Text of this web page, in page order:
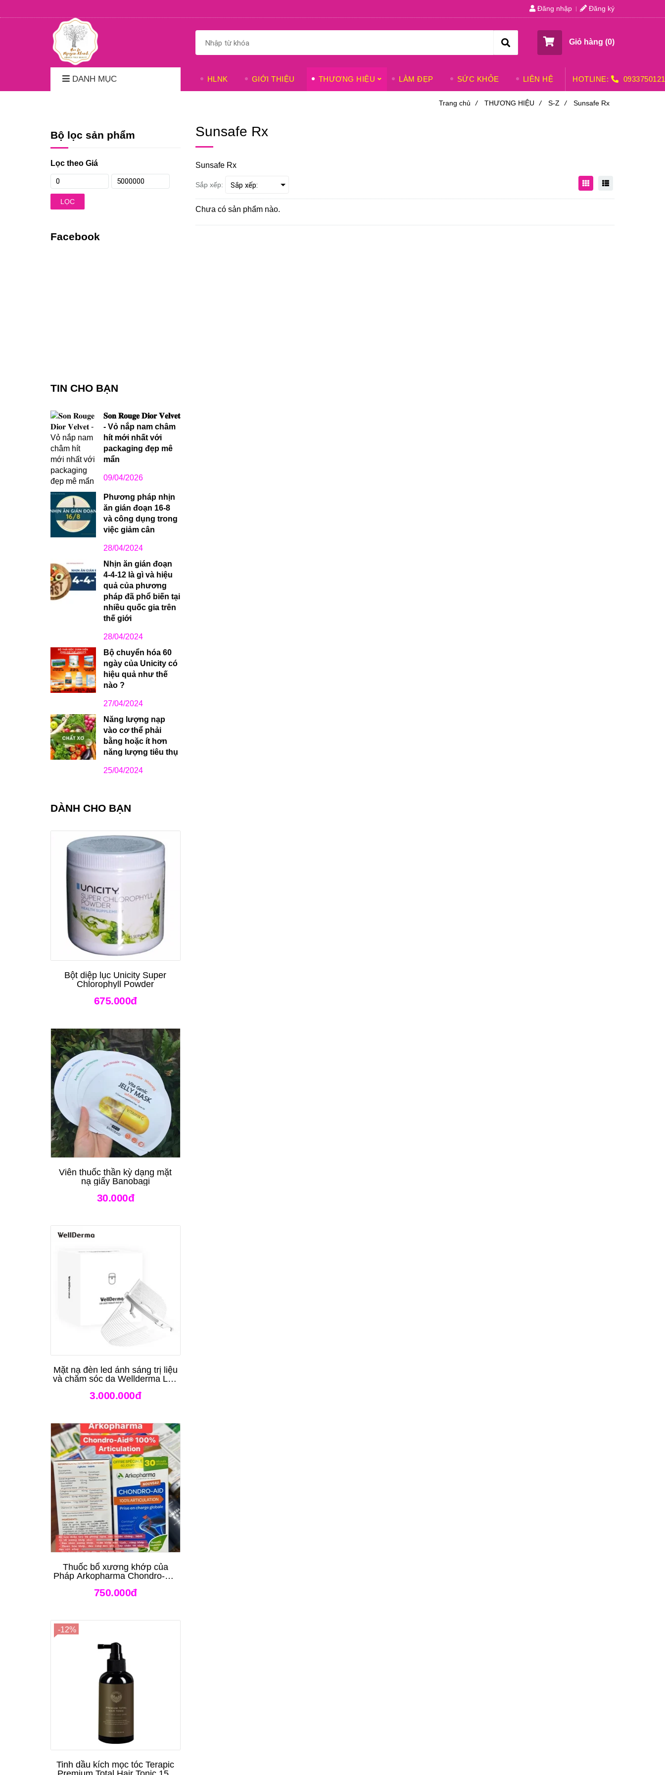
Đăng nhập Đăng ký
Giỏ hàng (0)
DANH MỤC HLNK GIỚI THIỆU THƯƠNG HIỆU LÀM ĐẸP SỨC KHỎE LIÊN HỆ HOTLINE: 0933750121
Trang chủ / THƯƠNG HIỆU / S-Z / Sunsafe Rx
Sunsafe Rx
Sunsafe Rx
Sắp xếp:
Chưa có sản phẩm nào.
Bộ lọc sản phẩm
Lọc theo Giá
LỌC
Facebook
TIN CHO BẠN
𝐒𝐨𝐧 𝐑𝐨𝐮𝐠𝐞 𝐃𝐢𝐨𝐫 𝐕𝐞𝐥𝐯𝐞𝐭
- Vỏ nắp nam châm
hít mới nhất với
packaging đẹp mê
mẩn
09/04/2026
Phương pháp nhịn
ăn gián đoạn 16-8
và công dụng trong
việc giảm cân
28/04/2024
Nhịn ăn gián đoạn
4-4-12 là gì và hiệu
quả của phương
pháp đã phổ biến tại
nhiều quốc gia trên
thế giới
28/04/2024
Bộ chuyển hóa 60
ngày của Unicity có
hiệu quả như thế
nào ?
27/04/2024
Năng lượng nạp
vào cơ thể phải
bằng hoặc ít hơn
năng lượng tiêu thụ
25/04/2024
DÀNH CHO BẠN
Bột diệp lục Unicity Super
Chlorophyll Powder
675.000đ
Viên thuốc thần kỳ dạng mặt
nạ giấy Banobagi
30.000đ
Mặt nạ đèn led ánh sáng trị liệu
và chăm sóc da Wellderma Led
Mask
3.000.000đ
Thuốc bổ xương khớp của
Pháp Arkopharma Chondro-Aid
750.000đ
-12%
Tinh dầu kích mọc tóc Terapic